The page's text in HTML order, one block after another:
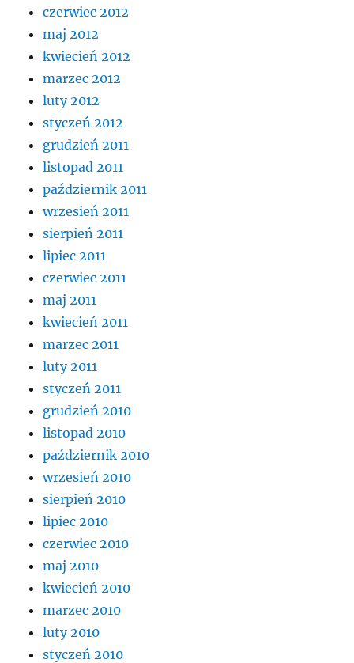
czerwiec 2012
maj 2012
kwiecień 2012
marzec 2012
luty 2012
styczeń 2012
grudzień 2011
listopad 2011
październik 2011
wrzesień 2011
sierpień 2011
lipiec 2011
czerwiec 2011
maj 2011
kwiecień 2011
marzec 2011
luty 2011
styczeń 2011
grudzień 2010
listopad 2010
październik 2010
wrzesień 2010
sierpień 2010
lipiec 2010
czerwiec 2010
maj 2010
kwiecień 2010
marzec 2010
luty 2010
styczeń 2010